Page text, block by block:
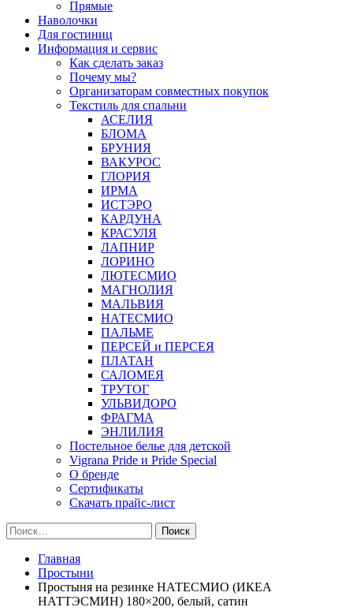
Прямые
Наволочки
Для гостиниц
Информация и сервис
Как сделать заказ
Почему мы?
Организаторам совместных покупок
Текстиль для спальни
АСЕЛИЯ
БЛОМА
БРУНИЯ
ВАКУРОС
ГЛОРИЯ
ИРМА
ИСТЭРО
КАРДУНА
КРАСУЛЯ
ЛАПНИР
ЛОРИНО
ЛЮТЕСМИО
МАГНОЛИЯ
МАЛЬВИЯ
НАТЕСМИО
ПАЛЬМЕ
ПЕРСЕЙ и ПЕРСЕЯ
ПЛАТАН
САЛОМЕЯ
ТРУТОГ
УЛЬВИДОРО
ФРАГМА
ЭНЛИЛИЯ
Постельное белье для детской
Vigrana Pride и Pride Special
О бренде
Сертификаты
Скачать прайс-лист
Найти:
Главная
Простыни
Простыня на резинке НАТЕСМИО (ИКЕА
НАТТЭСМИН) 180×200, белый, сатин